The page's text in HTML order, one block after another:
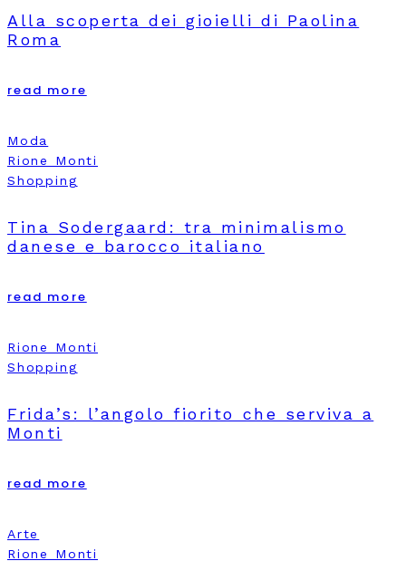
Alla scoperta dei gioielli di Paolina
Roma
read more
Moda
Rione Monti
Shopping
Tina Sodergaard: tra minimalismo
danese e barocco italiano
read more
Rione Monti
Shopping
Frida’s: l’angolo fiorito che serviva a
Monti
read more
Arte
Rione Monti